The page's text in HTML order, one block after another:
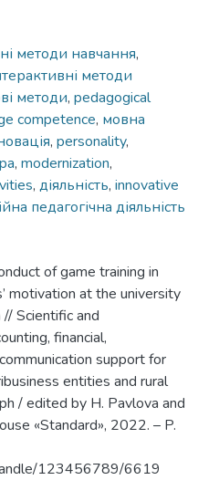
методи навчання,
методи
методи, pedagogical
competence, мовна
, personality,
, modernization,
, діяльність, innovative
педагогічна діяльність
of game training in
motivation at the university
Scientific and
financial,
support for
entities and rural
/ edited by H. Pavlova and
«Standard», 2022. – P.
123456789/6619